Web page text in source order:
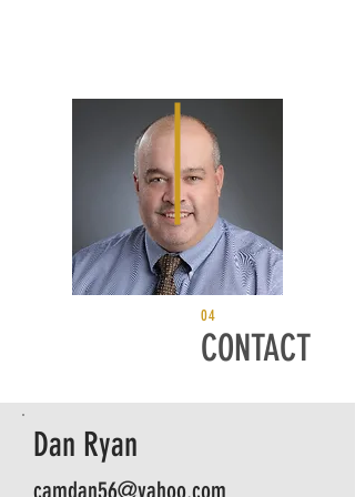
04
CONTACT
Dan Ryan
camdan56@yahoo.com